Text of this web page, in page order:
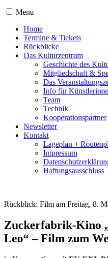
Menu
Home
Termine & Tickets
Rückblicke
Das Kulturzentrum
Geschichte des
Mitgliedschaft &
Das
Info für
Team
Technik
Kooperationspartner
Newsletter
Kontakt
Lageplan +
Impressum
Haftungsausschluss
Rückblick: Film am Freitag, 8.
Zuckerfabrik-Kino
Leo“ – Film zum